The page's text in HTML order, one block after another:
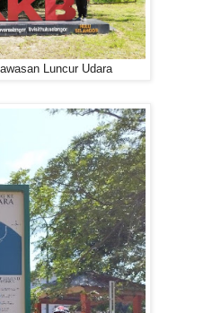
Luncur Udara